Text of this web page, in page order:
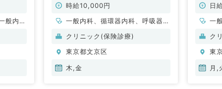
般内
内科／非常勤）
時給10,000円
一般内科、循環器内科、呼吸器内
科、消化器内科、内分泌・代謝内
クリニック(保険診療)
東京都文京区
木,金
す（内
日
一
ク
東
月,